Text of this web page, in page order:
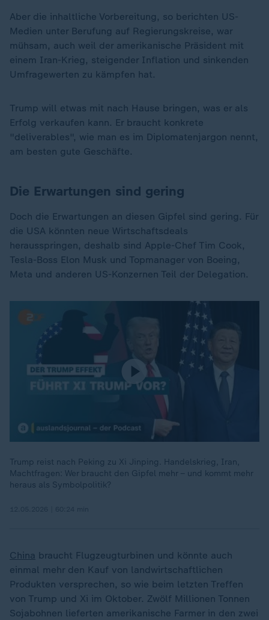
Aber die inhaltliche Vorbereitung, so berichten US-
Medien unter Berufung auf Regierungskreise, war
mühsam, auch weil der amerikanische Präsident mit
einem Iran-Krieg, steigender Inflation und sinkenden
Umfragewerten zu kämpfen hat.
Trump will etwas mit nach Hause bringen, was er als
Erfolg verkaufen kann. Er braucht konkrete
"deliverables", wie man es im Diplomatenjargon nennt,
am besten gute Geschäfte.
Die Erwartungen sind gering
Doch die Erwartungen an diesen Gipfel sind gering. Für
die USA könnten neue Wirtschaftsdeals
herausspringen, deshalb sind Apple-Chef Tim Cook,
Tesla-Boss Elon Musk und Topmanager von Boeing,
Meta und anderen US-Konzernen Teil der Delegation.
Trump reist nach Peking zu Xi Jinping. Handelskrieg, Iran,
Machtfragen: Wer braucht den Gipfel mehr – und kommt mehr
heraus als Symbolpolitik?
China braucht Flugzeugturbinen und könnte auch
einmal mehr den Kauf von landwirtschaftlichen
Produkten versprechen, so wie beim letzten Treffen
von Trump und Xi im Oktober. Zwölf Millionen Tonnen
Sojabohnen lieferten amerikanische Farmer in den zwei